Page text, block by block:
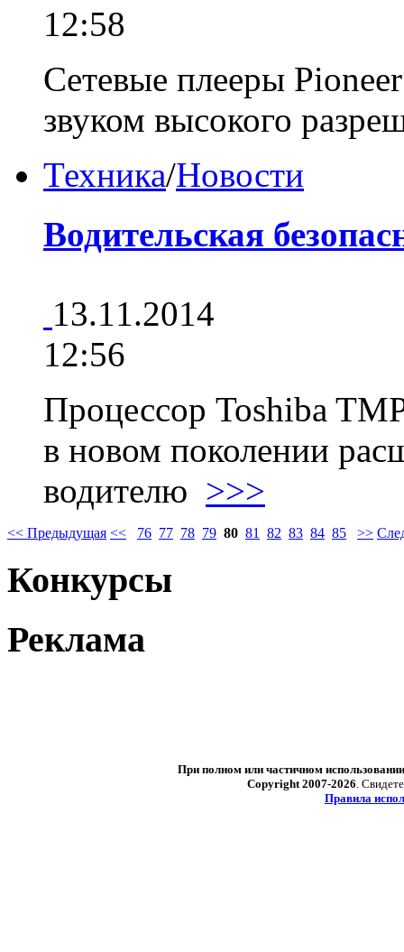
12:58
Сетевые плееры
звуком высокого
Техника/Новости
Водительская
13.11.2014
12:56
Процессор Toshiba
в новом поколении
водителю >>>
<< Предыдущая << 76 77 78 79 80 81 82 83 84 85 >>
Конкурсы
Реклама
При полном или частичном
Copyright 2007-2026 .
Правила